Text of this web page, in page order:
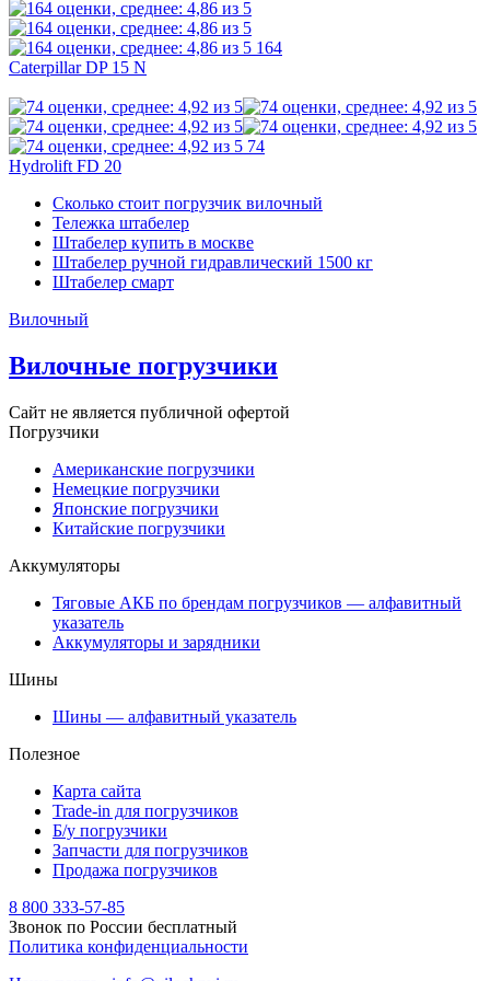
164
Caterpillar DP 15 N
74
Hydrolift FD 20
Сколько стоит погрузчик вилочный
Тележка штабелер
Штабелер купить в москве
Штабелер ручной гидравлический 1500 кг
Штабелер смарт
Вилочный
Вилочные погрузчики
Сайт не является публичной офертой
Погрузчики
Американские погрузчики
Немецкие погрузчики
Японские погрузчики
Китайские погрузчики
Аккумуляторы
Тяговые АКБ по брендам погрузчиков — алфавитный
указатель
Аккумуляторы и зарядники
Шины
Шины — алфавитный указатель
Полезное
Карта сайта
Trade-in для погрузчиков
Б/у погрузчики
Запчасти для погрузчиков
Продажа погрузчиков
8 800 333-57-85
Звонок по России бесплатный
Политика конфиденциальности